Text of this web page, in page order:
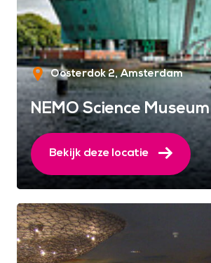
Oosterdok 2 Amsterdam
NEMO Science Museum
Bekijk deze locatie